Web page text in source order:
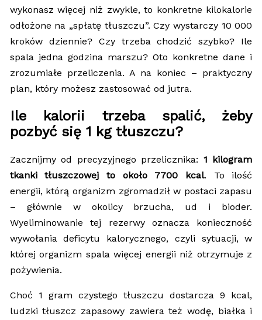
wykonasz więcej niż zwykle, to konkretne kilokalorie
odłożone na „spłatę tłuszczu”. Czy wystarczy 10 000
kroków dziennie? Czy trzeba chodzić szybko? Ile
spala jedna godzina marszu? Oto konkretne dane i
zrozumiałe przeliczenia. A na koniec – praktyczny
plan, który możesz zastosować od jutra.
Ile kalorii trzeba spalić, żeby
pozbyć się 1 kg tłuszczu?
Zacznijmy od precyzyjnego przelicznika: 1 kilogram
tkanki tłuszczowej to około 7700 kcal. To ilość
energii, którą organizm zgromadził w postaci zapasu
– głównie w okolicy brzucha, ud i bioder.
Wyeliminowanie tej rezerwy oznacza konieczność
wywołania deficytu kalorycznego, czyli sytuacji, w
której organizm spala więcej energii niż otrzymuje z
pożywienia.
Choć 1 gram czystego tłuszczu dostarcza 9 kcal,
ludzki tłuszcz zapasowy zawiera też wodę, białka i